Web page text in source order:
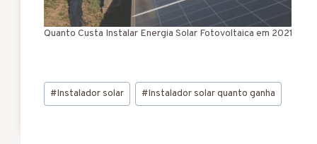
Quanto Custa Instalar Energia Solar Fotovoltaica em 2021
Tags
do
#Instalador solar #Instalador solar quanto ganha